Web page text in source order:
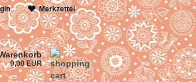
Merkzettel
0,00 EUR